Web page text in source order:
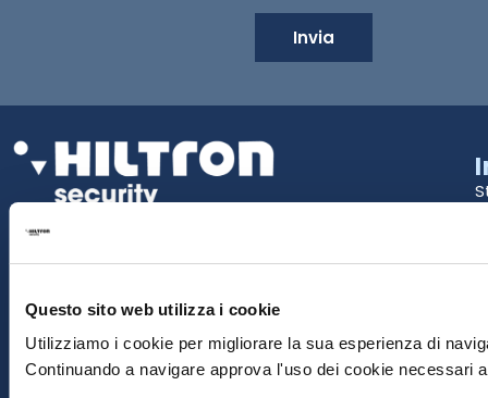
Questo sito web utilizza i cookie
Utilizziamo i cookie per migliorare la sua esperienza di
Continuando a navigare approva l'uso dei cookie necessari
Invia